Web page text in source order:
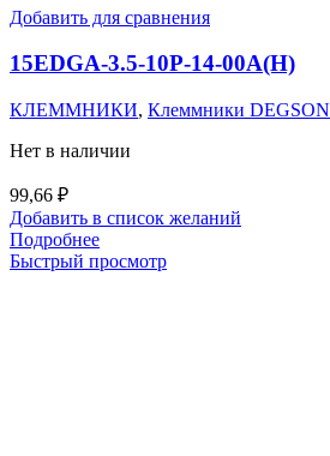
Добавить для сравнения
15EDGA-3.5-10P-14-00A(H)
КЛЕММНИКИ, Клеммники DEGSON
Нет в наличии
99,66 ₽
Добавить в список желаний
Подробнее
Быстрый просмотр